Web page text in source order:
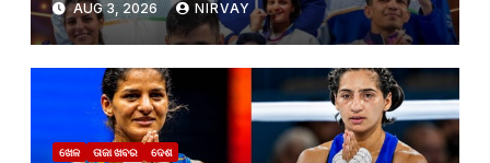
AUG 3, 2026 NIRVAY
ଖେଳ ତାଜା ଖବର ଦେଶ